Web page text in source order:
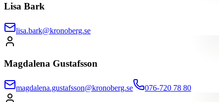
Lisa Bark
lisa.bark@kronoberg.se
Magdalena Gustafsson
magdalena.gustafsson@kronoberg.se 076-720 78 80